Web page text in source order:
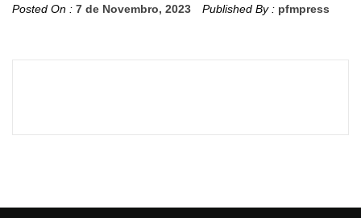
Posted On : 7 de Novembro, 2023 Published By : pfmpress